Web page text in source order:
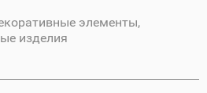
элементы,
изделия